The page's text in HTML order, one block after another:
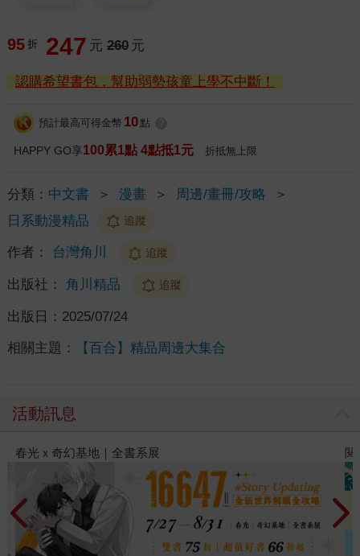
95 折 247 元 260 元
認購希望書包，幫助弱勢孩童上學不中斷！
預計最高可得金幣 10 點
HAPPY GO享100累1點 4點抵1元 折抵無上限
分類： 中文書 ＞ 漫畫 ＞ 周邊/畫冊/攻略
＞
日系動漫精品
追蹤
作者： 台灣角川 追蹤
出版社： 角川精品 追蹤
出版日： 2025/07/24
相關主題： 【百合】精品周邊大集合
活動訊息
閱讀漫遊錄-2026上半年暢銷榜